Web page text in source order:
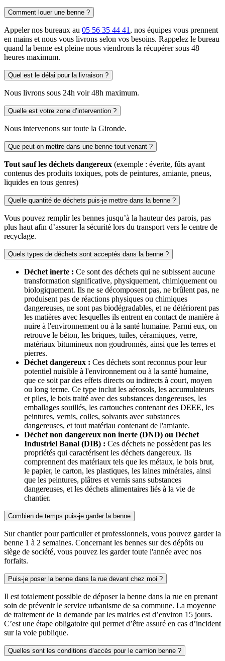
Comment louer une benne ?
Appeler nos bureaux au 05 56 35 44 41, nos équipes vous prennent
en mains et nous vous livrons selon vos besoins. Rappelez le bureau
quand la benne est pleine nous viendrons la récupérer sous 48
heures maximum.
Quel est le délai pour la livraison ?
Nous livrons sous 24h voir 48h maximum.
Quelle est votre zone d’intervention ?
Nous intervenons sur toute la Gironde.
Que peut-on mettre dans une benne tout-venant ?
Tout sauf les déchets dangereux (exemple : éverite, fûts ayant
contenus des produits toxiques, pots de peintures, amiante, pneus,
liquides en tous genres)
Quelle quantité de déchets puis-je mettre dans la benne ?
Vous pouvez remplir les bennes jusqu’à la hauteur des parois, pas
plus haut afin d’assurer la sécurité lors du transport vers le centre de
recyclage.
Quels types de déchets sont acceptés dans la benne ?
Déchet inerte : Ce sont des déchets qui ne subissent aucune
transformation significative, physiquement, chimiquement ou
biologiquement. Ils ne se décomposent pas, ne brûlent pas, ne
produisent pas de réactions physiques ou chimiques
dangereuses, ne sont pas biodégradables, et ne détériorent pas
les matières avec lesquelles ils entrent en contact de manière à
nuire à l'environnement ou à la santé humaine. Parmi eux, on
retrouve le béton, les briques, tuiles, céramiques, verre,
matériaux bitumineux non goudronnés, ainsi que les terres et
pierres.
Déchet dangereux : Ces déchets sont reconnus pour leur
potentiel nuisible à l'environnement ou à la santé humaine,
que ce soit par des effets directs ou indirects à court, moyen
ou long terme. Ce type inclut les aérosols, les accumulateurs
et piles, le bois traité avec des substances dangereuses, les
emballages souillés, les cartouches contenant des DEEE, les
peintures, vernis, colles, solvants avec substances
dangereuses, et tout matériau contenant de l'amiante.
Déchet non dangereux non inerte (DND) ou Déchet
Industriel Banal (DIB) : Ces déchets ne possèdent pas les
propriétés qui caractérisent les déchets dangereux. Ils
comprennent des matériaux tels que les métaux, le bois brut,
le papier, le carton, les plastiques, les laines minérales, ainsi
que les peintures, plâtres et vernis sans substances
dangereuses, et les déchets alimentaires liés à la vie de
chantier.
Combien de temps puis-je garder la benne
Sur chantier pour particulier et professionnels, vous pouvez garder la
benne 1 à 2 semaines. Concernant les bennes sur des dépôts ou
siège de société, vous pouvez les garder toute l'année avec nos
forfaits.
Puis-je poser la benne dans la rue devant chez moi ?
Il est totalement possible de déposer la benne dans la rue en prenant
soin de prévenir le service urbanisme de sa commune. La moyenne
de traitement de la demande par les mairies est d’environ 15 jours.
C’est une étape obligatoire qui permet d’être assuré en cas d’incident
sur la voie publique.
Quelles sont les conditions d’accès pour le camion benne ?